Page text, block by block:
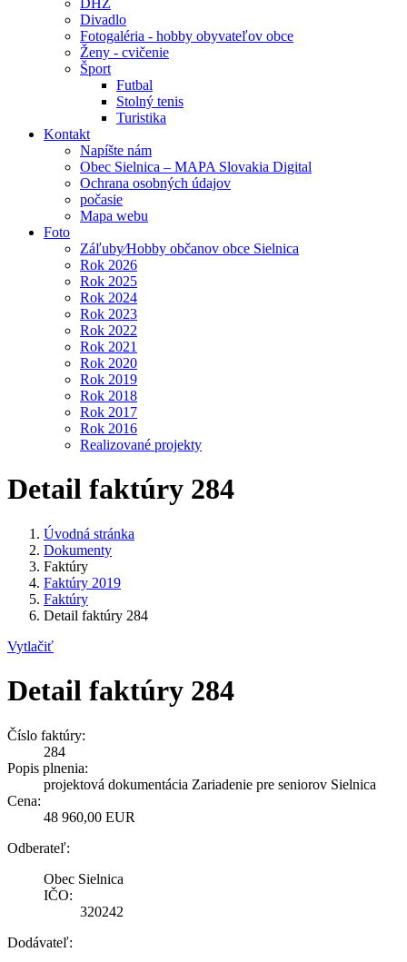
DHZ
Divadlo
Fotogaléria - hobby obyvateľov obce
Ženy - cvičenie
Šport
Futbal
Stolný tenis
Turistika
Kontakt
Napíšte nám
Obec Sielnica – MAPA Slovakia Digital
Ochrana osobných údajov
počasie
Mapa webu
Foto
Záľuby⁄Hobby občanov obce Sielnica
Rok 2026
Rok 2025
Rok 2024
Rok 2023
Rok 2022
Rok 2021
Rok 2020
Rok 2019
Rok 2018
Rok 2017
Rok 2016
Realizované projekty
Detail faktúry 284
Úvodná stránka
Dokumenty
Faktúry
Faktúry 2019
Faktúry
Detail faktúry 284
Vytlačiť
Detail faktúry 284
Číslo faktúry:
284
Popis plnenia:
projektová dokumentácia Zariadenie pre seniorov Sielnica
Cena:
48 960,00 EUR
Odberateľ:
Obec Sielnica
IČO:
320242
Dodávateľ: